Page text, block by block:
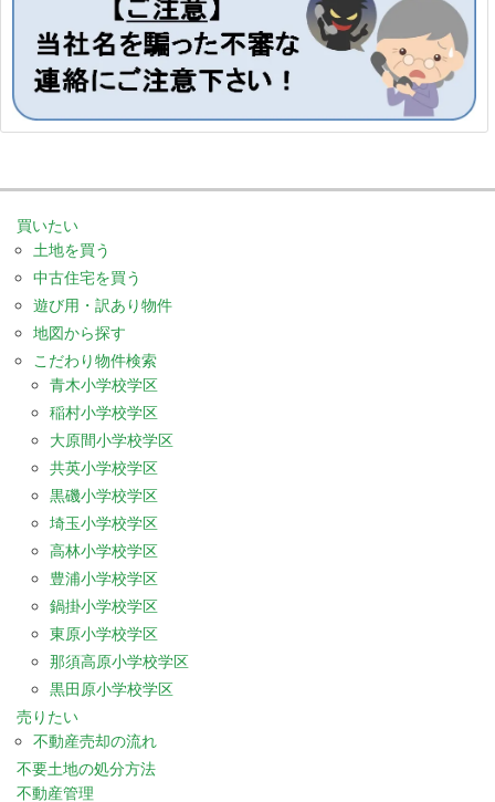
買いたい
土地を買う
中古住宅を買う
遊び用・訳あり物件
地図から探す
こだわり物件検索
青木小学校学区
稲村小学校学区
大原間小学校学区
共英小学校学区
黒磯小学校学区
埼玉小学校学区
高林小学校学区
豊浦小学校学区
鍋掛小学校学区
東原小学校学区
那須高原小学校学区
黒田原小学校学区
売りたい
不動産売却の流れ
不要土地の処分方法
不動産管理